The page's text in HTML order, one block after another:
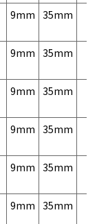
9mm 35mm
9mm 35mm
9mm 35mm
9mm 35mm
9mm 35mm
9mm 35mm